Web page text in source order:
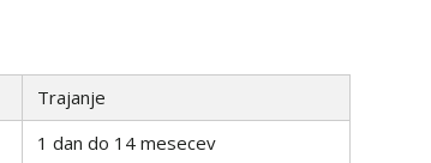
Trajanje
1 dan do 14 mesecev